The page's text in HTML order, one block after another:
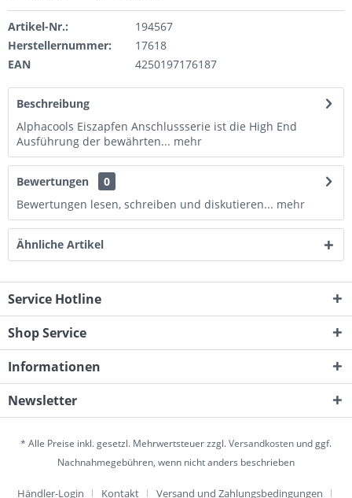
Artikel-Nr.:
194567
Herstellernummer:
17618
EAN
4250197176187
Beschreibung
Alphacools Eiszapfen Anschlussserie ist die High End
Ausführung der bewährten... mehr
Bewertungen
0
Bewertungen lesen, schreiben und diskutieren... mehr
Ähnliche Artikel
Service Hotline
Shop Service
Informationen
Newsletter
* Alle Preise inkl. gesetzl. Mehrwertsteuer zzgl.Versandkosten und ggf.
Nachnahmegebühren, wenn nicht anders beschrieben
Händler-Login Kontakt Versand und Zahlungsbedingungen